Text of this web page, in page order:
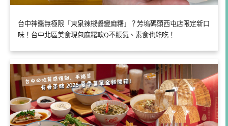
台中神醬無極限「東泉辣椒醬變麻糬」？芳塢碼頭西屯店限定新口
味！台中北區美食現包麻糬軟Q不脹氣、素食也能吃！